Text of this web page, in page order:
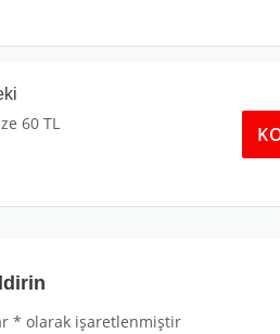
60 TL
* olarak işaretlenmiştir